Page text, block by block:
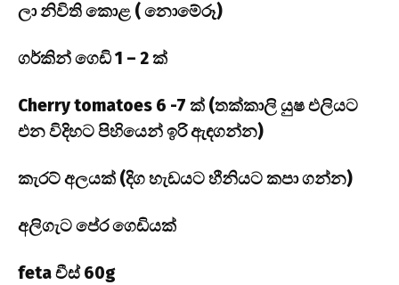
ලා නිවිති කොළ ( නොමේරූ)
ගර්කින් ගෙඩි 1 – 2 ක්
Cherry tomatoes 6 -7 ක් (තක්කාලි යුෂ එලියට
එන විදිහට පිහියෙන් ඉරි ඇඳගන්න)
කැරට් අලයක් (දිග හැඩයට හීනියට කපා ගන්න)
අලිගැට පේර ගෙඩියක්
feta චීස් 60g